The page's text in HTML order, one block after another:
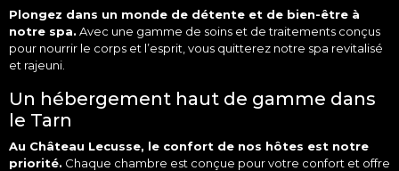
Plongez dans un monde de détente et de bien-être à
notre spa. Avec une gamme de soins et de traitements conçus
pour nourrir le corps et l’esprit, vous quitterez notre spa revitalisé
et rajeuni.
Un hébergement haut de gamme dans
le Tarn
Au Château Lecusse, le confort de nos hôtes est notre
priorité. Chaque chambre est conçue pour votre confort et offre